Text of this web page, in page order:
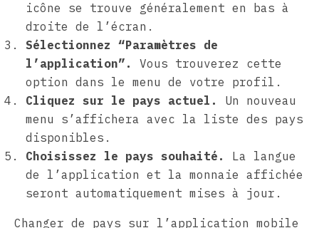
icône se trouve généralement en bas à
droite de l’écran.
Sélectionnez “Paramètres de
l’application”.
Vous trouverez cette
option dans le menu de votre profil.
Cliquez sur le pays actuel.
Un nouveau
menu s’affichera avec la liste des pays
disponibles.
Choisissez le pays souhaité.
La langue
de l’application et la monnaie affichée
seront automatiquement mises à jour.
Changer de pays sur l’application mobile